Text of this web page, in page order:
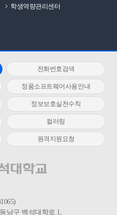
학생역량관리센터
전화번호검색
정품소프트웨어사용안내
정보보호실천수칙
컬러링
원격지원요청
남구 백석대학로 1,